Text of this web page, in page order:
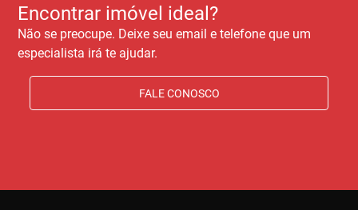
Encontrar imóvel ideal?
Não se preocupe. Deixe seu email e telefone que um
especialista irá te ajudar.
FALE CONOSCO